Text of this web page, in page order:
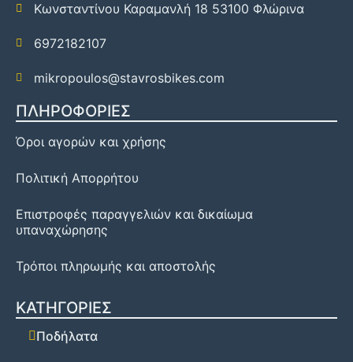
Κωνσταντίνου Καραμανλή 18 53100 Φλώρινα
6972182107
mikropoulos@stavrosbikes.com
ΠΛΗΡΟΦΟΡΙΕΣ
Όροι αγορών και χρήσης
Πολιτική Απορρήτου
Επιστροφές παραγγελιών και δικαίωμα
υπαναχώρησης
Τρόποι πληρωμής και αποστολής
ΚΑΤΗΓΟΡΙΕΣ
Ποδήλατα